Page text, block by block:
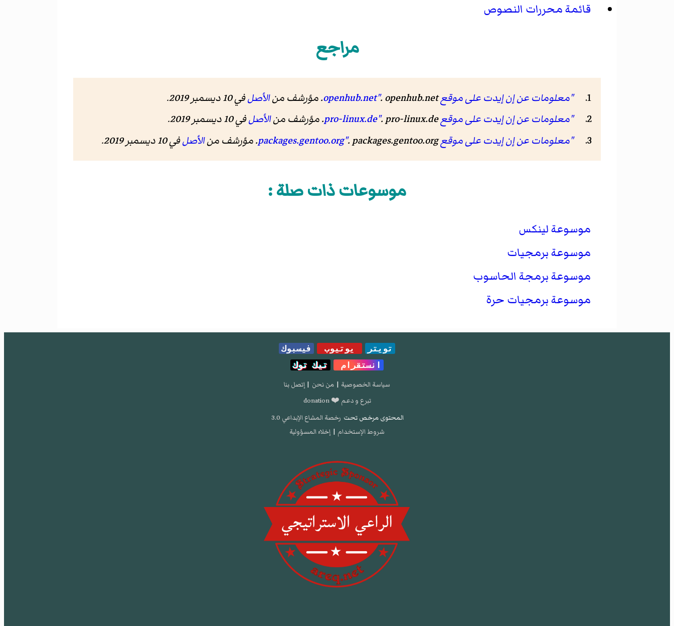
قائمة محررات النصوص
مراجع
"معلومات عن إن إيدت على موقع openhub.net". openhub.net. مؤرشف من الأصلفي 10 ديسمبر 2019.
"معلومات عن إن إيدت على موقع pro-linux.de". pro-linux.de. مؤرشف من الأصلفي 10 ديسمبر 2019.
"معلومات عن إن إيدت على موقع packages.gentoo.org". packages.gentoo.org. مؤرشف من الأصلفي 10 ديسمبر 2019.
موسوعات ذات صلة :
موسوعة لينكس
موسوعة برمجيات
موسوعة برمجة الحاسوب
موسوعة برمجيات حرة
تويتر يوتيوب
فيسبوك
انستقرام
تيك توك
سياسة الخصوصية | من نحن | إتصل بنا
تبرع و دعم ❤️ donation
المحتوى مرخص تحت رخصة المشاع الإبداعي 3.0
شروط الإستخدام | إخلاء المسؤولية